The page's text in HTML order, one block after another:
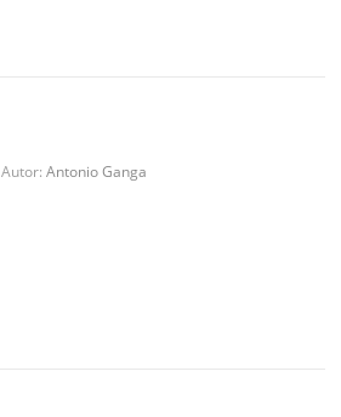
Autor:Antonio Ganga